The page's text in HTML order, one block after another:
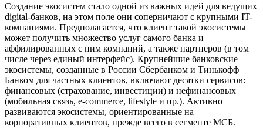
Создание экосистем стало одной из важных идей для ведущих
digital-банков, на этом поле они соперничают с крупными IT-
компаниями. Предполагается, что клиент такой экосистемы
может получить множество услуг самого банка и
аффилированных с ним компаний, а также партнеров (в том
числе через единый интерфейс). Крупнейшие банковские
экосистемы, созданные в России Сбербанком и Тинькофф
Банком для частных клиентов, включают десятки сервисов:
финансовых (страхование, инвестиции) и нефинансовых
(мобильная связь, e-commerce, lifestyle и пр.). Активно
развиваются экосистемы, ориентированные на
корпоративных клиентов, прежде всего в сегменте МСБ.